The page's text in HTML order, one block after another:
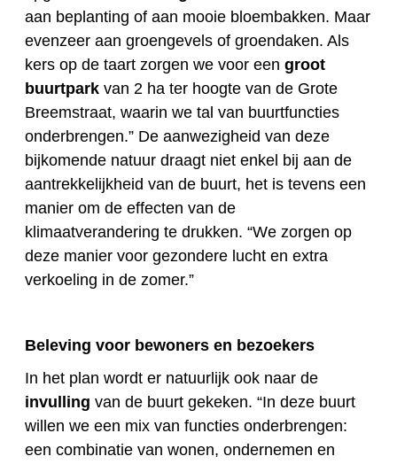
aan beplanting of aan mooie bloembakken. Maar
evenzeer aan groengevels of groendaken. Als
kers op de taart zorgen we voor een groot
buurtpark van 2 ha ter hoogte van de Grote
Breemstraat, waarin we tal van buurtfuncties
onderbrengen.” De aanwezigheid van deze
bijkomende natuur draagt niet enkel bij aan de
aantrekkelijkheid van de buurt, het is tevens een
manier om de effecten van de
klimaatverandering te drukken. “We zorgen op
deze manier voor gezondere lucht en extra
verkoeling in de zomer.”
Beleving voor bewoners en bezoekers
In het plan wordt er natuurlijk ook naar de
invulling van de buurt gekeken. “In deze buurt
willen we een mix van functies onderbrengen:
een combinatie van wonen, ondernemen en